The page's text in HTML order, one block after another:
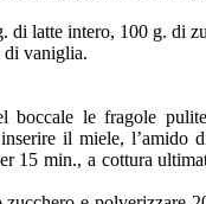
di latte intero, 100 g. di
di vaniglia.
boccale le fragole
il miele, l’amido
15 min., a cottura